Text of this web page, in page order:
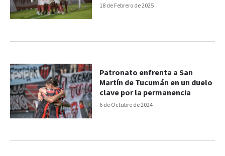
18 de Febrero de 2025
6 de Octubre de 2024
Patronato enfrenta a San
Martín de Tucumán en un duelo
clave por la permanencia